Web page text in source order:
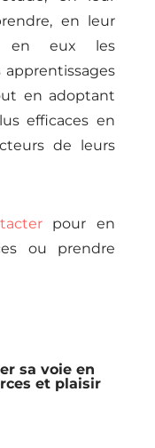
en leur
en eux les
apprentissages
en adoptant
efficaces en
de leurs
pour en
ou prendre
sa voie en
et plaisir